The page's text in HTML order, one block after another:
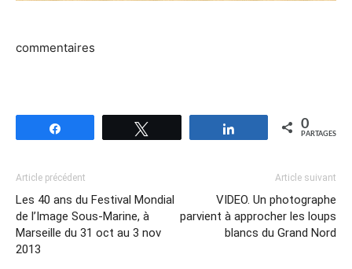
commentaires
Partagez 0
PARTAGES
Article précédent
Les 40 ans du Festival Mondial
de l’Image Sous-Marine, à
Marseille du 31 oct au 3 nov
2013
Article suivant
VIDEO. Un photographe
parvient à approcher les loups
blancs du Grand Nord